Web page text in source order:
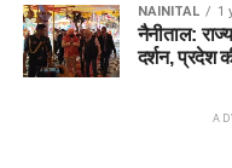
NAINITAL 1
नैनीताल:
दर्शन, प्रदेश